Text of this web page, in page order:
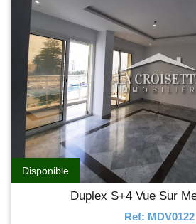
Disponible
Duplex S+4 Vue Sur
Ref: MDV0122